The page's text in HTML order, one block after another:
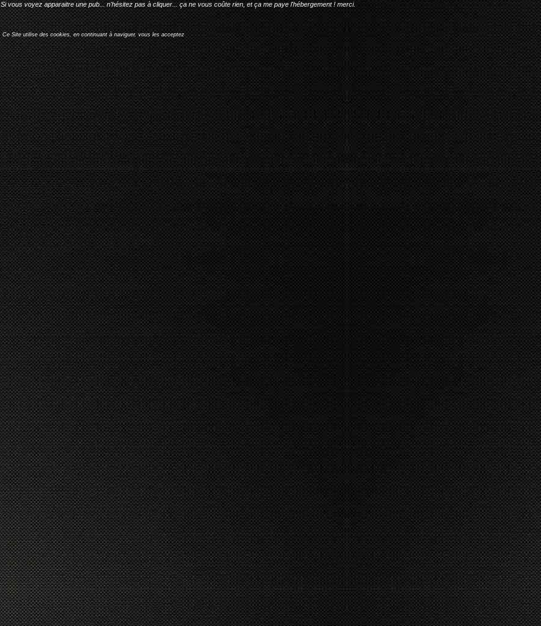
Si vous voyez apparaitre une pub... n'hésitez pas à cliquer... ça ne vous coûte rien, et ça me paye l'hébergement ! merci.
Ce Site utilise des cookies, en continuant à naviguer, vous les acceptez